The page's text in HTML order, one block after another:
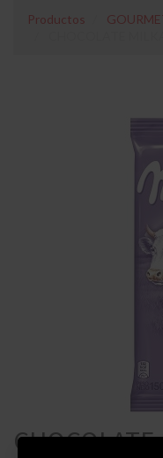
Productos